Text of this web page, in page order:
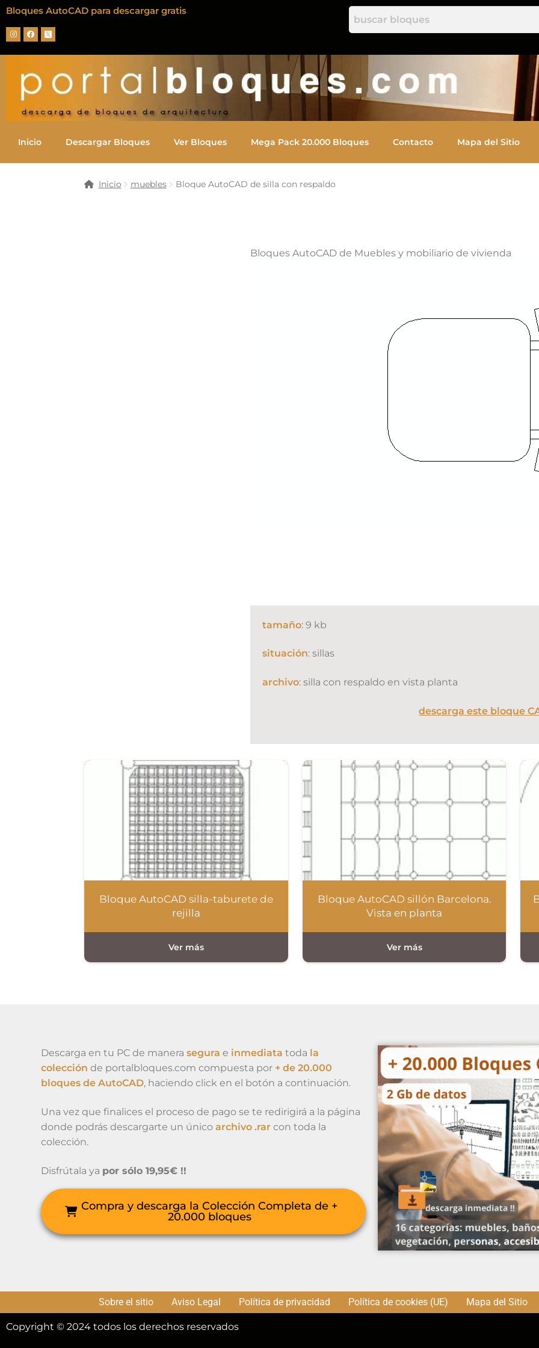
Bloques AutoCAD para descargar gratis
Inicio Descargar Bloques Ver Bloques Mega Pack 20.000 Bloques Contacto Mapa del Sitio
Inicio muebles Bloque AutoCAD de silla con respaldo
Bloques AutoCAD de Muebles y mobiliario de vivienda
tamaño: 9 kb
situación: sillas
archivo: silla con respaldo en vista planta
descarga este bloque
Bloque AutoCAD silla-taburete de
rejilla
Bloque AutoCAD sillón Barcelona.
Vista en planta
Descarga en tu PC de manera segura e inmediata toda la
colección de portalbloques.com compuesta por + de 20.000
bloques de AutoCAD, haciendo click en el botón a continuación.
Una vez que finalices el proceso de pago se te redirigirá a la página
donde podrás descargarte un único archivo .rar con toda la
colección.
Disfrútala ya por sólo 19,95€ !!
Compra y descarga la Colección Completa de +
20.000 bloques
Sobre el sitio Aviso Legal Política de privacidad Política de cookies (UE) Mapa del Sitio
Copyright © 2024 todos los derechos reservados